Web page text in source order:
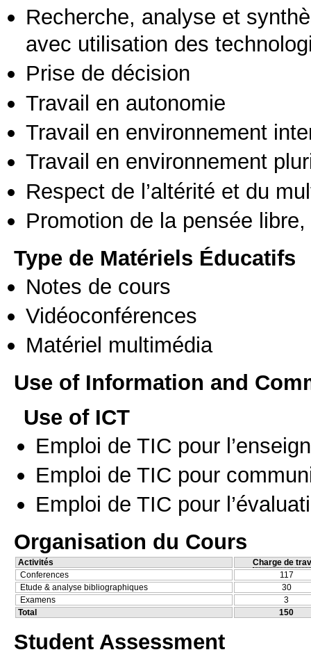
Recherche, analyse et
avec utilisation des
Prise de décision
Travail en autonomie
Travail en environnement
Travail en environnement
Respect de l’altérité et du
Promotion de la pensée
Type de Matériels Éducatifs
Notes de cours
Vidéoconférences
Matériel multimédia
Use of Information and
Use of ICT
Emploi de TIC pour
Emploi de TIC pour
Emploi de TIC pour
Organisation du Cours
Activités
Charge de
Conferences
117
Etude & analyse bibliographiques
30
Examens
3
Total
150
Student Assessment